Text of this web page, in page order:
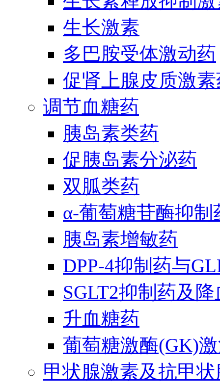
生长激素
多巴胺受体激动药
促肾上腺皮质激
调节血糖药
胰岛素类药
促胰岛素分泌药
双胍类药
α-葡萄糖苷酶抑制
胰岛素增敏药
DPP-4抑制药与
SGLT2抑制药及
升血糖药
葡萄糖激酶(GK)
甲状腺激素及抗甲